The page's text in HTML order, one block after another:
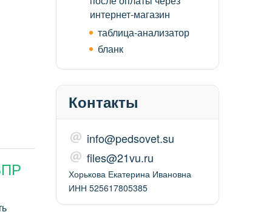
интернет-магазин
таблица-анализатор
бланк
Контакты
info@pedsovet.su
files@21vu.ru
Хорькова Екатерина Ивановна
ИНН 525617805385